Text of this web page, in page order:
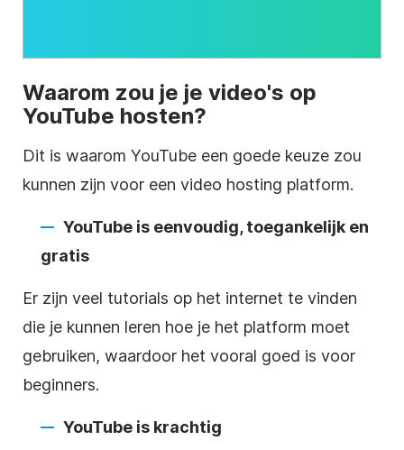
Waarom zou je je video's op
YouTube hosten?
Dit is waarom YouTube een goede keuze zou
kunnen zijn voor een video hosting platform.
YouTube is eenvoudig, toegankelijk en
gratis
Er zijn veel tutorials op het internet te vinden
die je kunnen leren hoe je het platform moet
gebruiken, waardoor het vooral goed is voor
beginners.
YouTube is krachtig